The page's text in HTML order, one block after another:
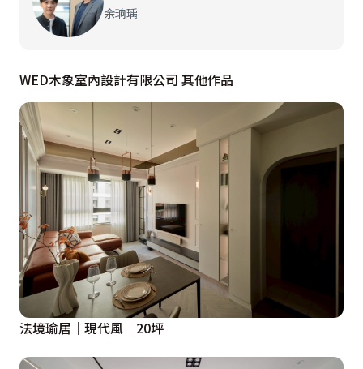
余珦瑀
WED木象室內設計有限公司 其他作品
法境瑜居｜現代風｜20坪